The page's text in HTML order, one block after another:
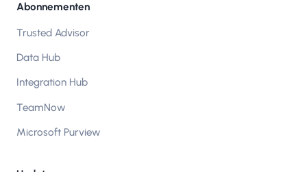
Abonnementen
Trusted Advisor
Data Hub
Integration Hub
TeamNow
Microsoft Purview